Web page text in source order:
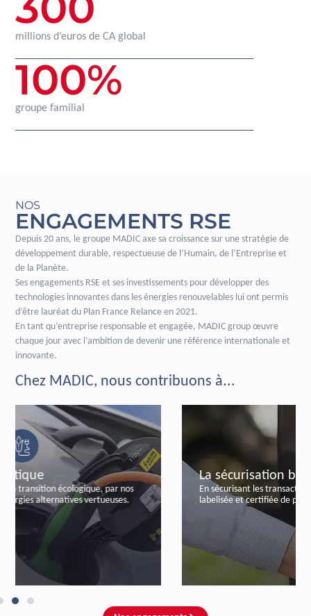
millions d’euros de CA global
groupe familial
100%
NOS
ENGAGEMENTS RSE
Depuis 20 ans, le groupe MADIC axe sa croissance sur une stratégie de
développement durable, respectueuse de l’Humain, de l’Entreprise et
de la Planète.
Ses engagements RSE et ses investissements pour développer des
technologies innovantes dans les énergies renouvelables lui ont permis
d’être lauréat du Plan France Relance en 2021.
En tant qu’entreprise responsable et engagée, MADIC group œuvre
chaque jour avec l’ambition de devenir une référence internationale et
innovante.
Chez MADIC, nous contribuons à...
La sécurisation bancaire
En sécurisant les transactions bancaires, par notre offre
labelisée et certifiée de paiements autonomes.